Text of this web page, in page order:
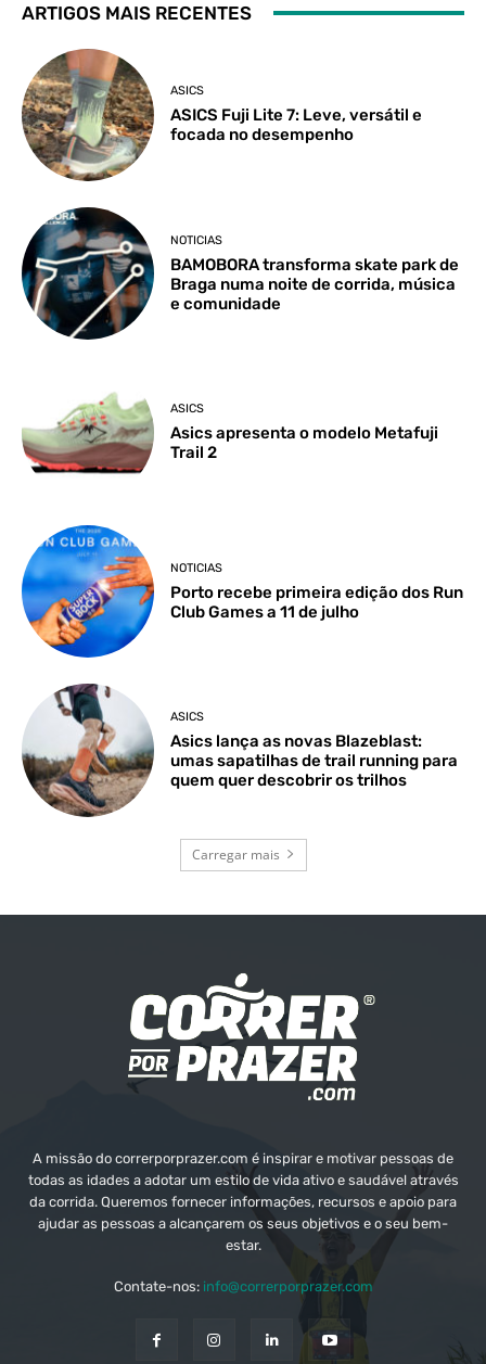
ARTIGOS MAIS RECENTES
ASICS
ASICS Fuji Lite 7: Leve, versátil e
focada no desempenho
NOTICIAS
BAMOBORA transforma skate park de
Braga numa noite de corrida, música
e comunidade
ASICS
Asics apresenta o modelo Metafuji
Trail 2
NOTICIAS
Porto recebe primeira edição dos Run
Club Games a 11 de julho
ASICS
Asics lança as novas Blazeblast:
umas sapatilhas de trail running para
quem quer descobrir os trilhos
Carregar mais
A missão do correrporprazer.com é inspirar e motivar pessoas de
todas as idades a adotar um estilo de vida ativo e saudável através
da corrida. Queremos fornecer informações, recursos e apoio para
ajudar as pessoas a alcançarem os seus objetivos e o seu bem-
estar.
Contate-nos: info@correrporprazer.com